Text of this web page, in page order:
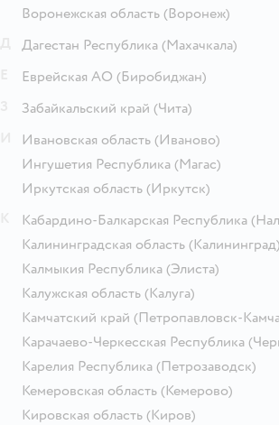
Воронежская область (Воронеж)
Дагестан Республика (Махачкала)
Еврейская АО (Биробиджан)
Забайкальский край (Чита)
Ивановская область (Иваново)
Ингушетия Республика (Магас)
Иркутская область (Иркутск)
Кабардино-Балкарская Республика
Калининградская область (Калининград)
Калмыкия Республика (Элиста)
Калужская область (Калуга)
Камчатский край (Петропавловск-
Карачаево-Черкесская Республика
Карелия Республика (Петрозаводск)
Кемеровская область (Кемерово)
Кировская область (Киров)